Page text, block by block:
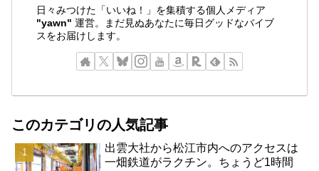
日々みつけた「いいね！」を集積する個人メディア
"yawn" 運営。まだ見ぬあなたに毎日グッドなバイブ
スをお届けします。
このカテゴリの人気記事
出雲大社から松江市内へのアクセスは
一畑鉄道がラクチン。ちょうど1時間